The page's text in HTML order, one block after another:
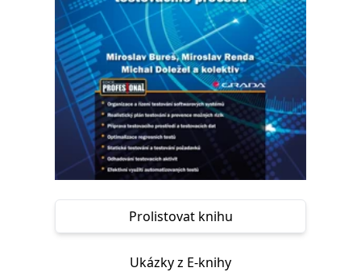
Prolistovat knihu
Ukázky z E-knihy